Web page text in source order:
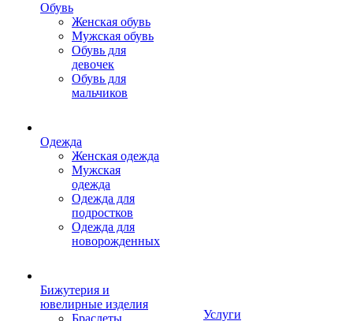
Обувь
Женская обувь
Мужская обувь
Обувь для
девочек
Обувь для
мальчиков
Одежда
Женская одежда
Мужская
одежда
Одежда для
подростков
Одежда для
новорожденных
Бижутерия и
ювелирные изделия
Браслеты
Услуги